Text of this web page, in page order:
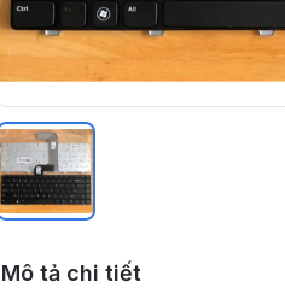
Mô tả chi tiết